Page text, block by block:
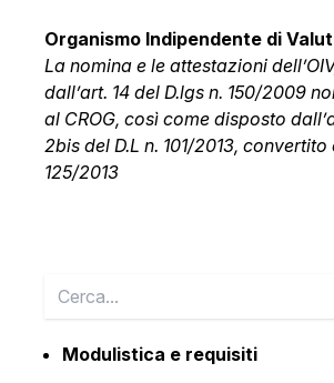
Modulistica e requisiti
Organismo Indipendente di
La nomina e le attestazioni
dall’art. 14 del D.lgs n. 150/2009
al CROG, così come disposto
2bis del D.L n. 101/2013, convertito
125/2013